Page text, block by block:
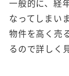
一般的に、経
なってしまいま
物件を高く売
るので詳しく